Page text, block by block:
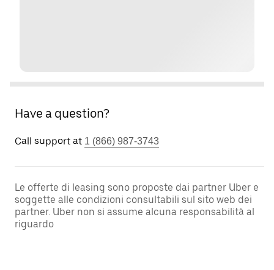
Have a question?
Call support at 1 (866) 987-3743
Le offerte di leasing sono proposte dai partner Uber e
soggette alle condizioni consultabili sul sito web dei
partner. Uber non si assume alcuna responsabilità al
riguardo